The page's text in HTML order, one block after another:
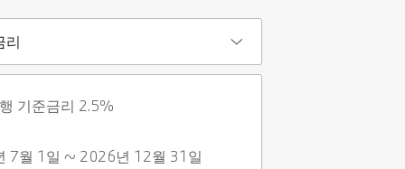
리
기준금리 2.5%
7월 1일 ~ 2026년 12월 31일